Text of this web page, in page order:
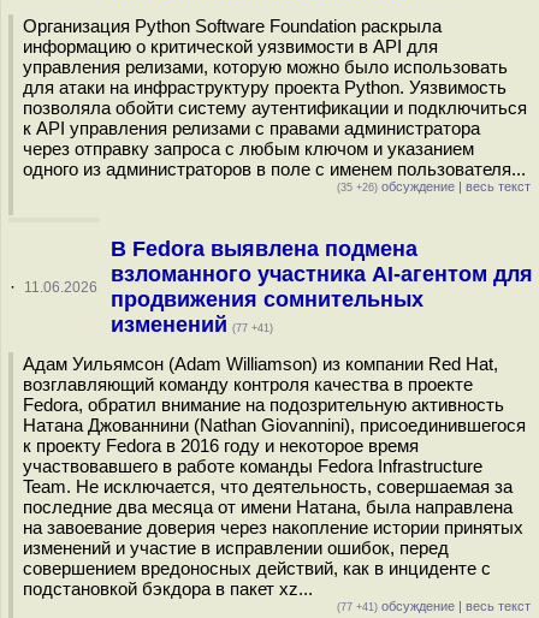
Организация Python Software Foundation раскрыла
информацию о критической уязвимости в API для
управления релизами, которую можно было использовать
для атаки на инфраструктуру проекта Python. Уязвимость
позволяла обойти систему аутентификации и подключиться
к API управления релизами с правами администратора
через отправку запроса с любым ключом и указанием
одного из администраторов в поле с именем пользователя...
(35 +26) обсуждение | весь текст
· 11.06.2026
В Fedora выявлена подмена
взломанного участника AI-агентом для
продвижения сомнительных
изменений (77 +41)
Адам Уильямсон (Adam Williamson) из компании Red Hat,
возглавляющий команду контроля качества в проекте
Fеdora, обратил внимание на подозрительную активность
Натана Джованнини (Nathan Giovannini), присоединившегося
к проекту Fedora в 2016 году и некоторое время
участвовавшего в работе команды Fedora Infrastructure
Team. Не исключается, что деятельность, совершаемая за
последние два месяца от имени Натана, была направлена
на завоевание доверия через накопление истории принятых
изменений и участие в исправлении ошибок, перед
совершением вредоносных действий, как в инциденте с
подстановкой бэкдора в пакет xz...
(77 +41) обсуждение | весь текст